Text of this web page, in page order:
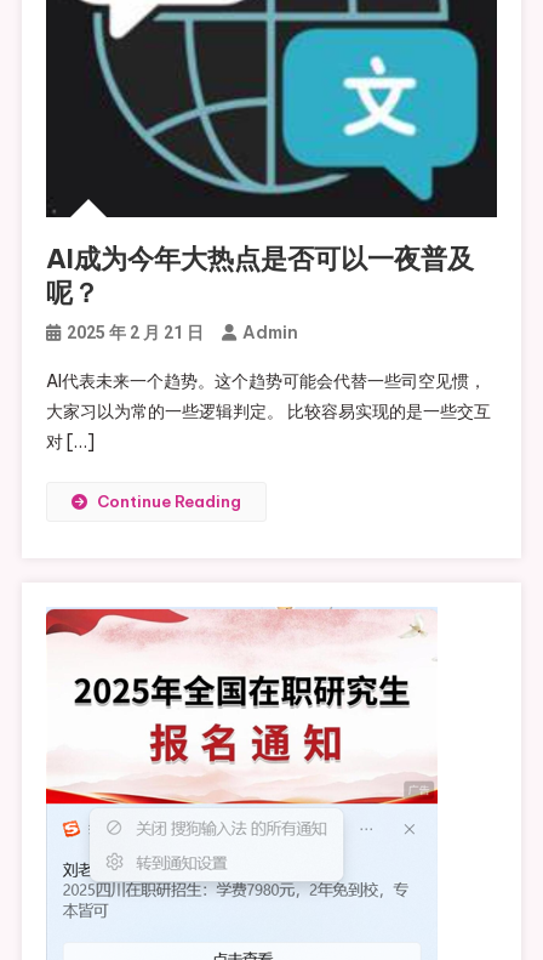
AI成为今年大热点是否可以一夜普及
呢？
2025 年 2 月 21 日 Admin
AI代表未来一个趋势。这个趋势可能会代替一些司空见惯，
大家习以为常的一些逻辑判定。 比较容易实现的是一些交互
对 […]
Continue Reading